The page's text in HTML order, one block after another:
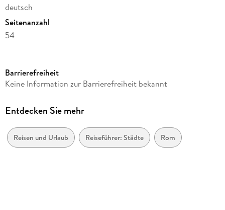
deutsch
Seitenanzahl
54
Produktart
Gewicht
Größe (L/B/H)
174/159/19 mm
Barrierefreiheit
Keine Information zur Barrierefreiheit bekannt
Entdecken Sie mehr
Reisen und Urlaub Reiseführer: Städte Rom